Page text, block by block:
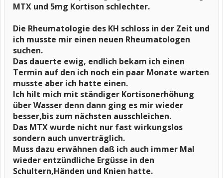
MTX und 5mg Kortison schlechter.
Die Rheumatologie des KH schloss in der Zeit und
ich musste mir einen neuen Rheumatologen
suchen.
Das dauerte ewig, endlich bekam ich einen
Termin auf den ich noch ein paar Monate warten
musste aber ich hatte einen.
Ich hilt mich mit ständiger Kortisonerhöhung
über Wasser denn dann ging es mir wieder
besser,bis zum nächsten ausschleichen.
Das MTX wurde nicht nur fast wirkungslos
sondern auch unverträglich.
Muss dazu erwähnen daß ich auch immer Mal
wieder entzündliche Ergüsse in den
Schultern,Händen und Knien hatte.